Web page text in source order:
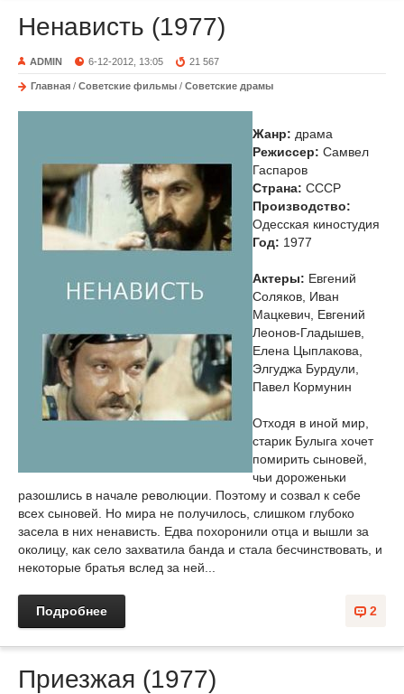
Ненависть (1977)
ADMIN 6-12-2012, 13:05 21 567
Главная / Советские фильмы / Советские драмы
Жанр: драма
Режиссер: Самвел
Гаспаров
Страна: СССР
Производство:
Одесская киностудия
Год: 1977
Актеры: Евгений
Соляков, Иван
Мацкевич, Евгений
Леонов-Гладышев,
Елена Цыплакова,
Элгуджа Бурдули,
Павел Кормунин
Отходя в иной мир,
старик Булыга хочет
помирить сыновей,
чьи дороженьки
разошлись в начале революции. Поэтому и созвал к себе
всех сыновей. Но мира не получилось, слишком глубоко
засела в них ненависть. Едва похоронили отца и вышли за
околицу, как село захватила банда и стала бесчинствовать, и
некоторые братья вслед за ней...
2
Подробнее
Приезжая (1977)